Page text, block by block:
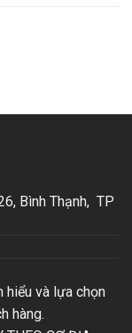
Bình Thạnh, TP
và lựa chọn
hàng.